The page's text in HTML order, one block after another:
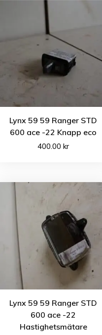
Lynx 59 59 Ranger STD
600 ace -22 Knapp eco
400.00kr
Lynx 59 59 Ranger STD
600 ace -22
Hastighetsmätare